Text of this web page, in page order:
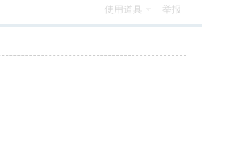
使用道具 举报